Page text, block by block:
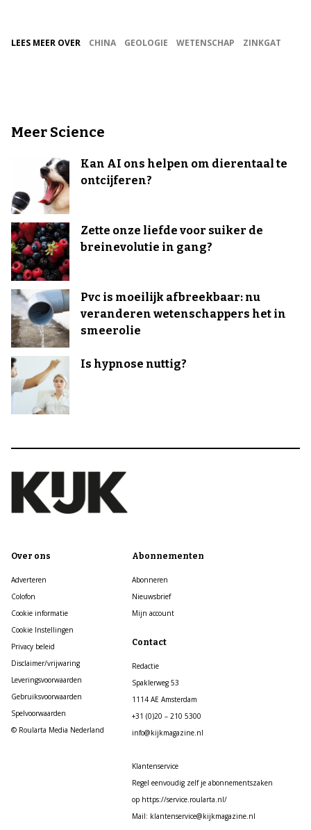
LEES MEER OVER CHINA GEOLOGIE WETENSCHAP ZINKGAT
Meer Science
Kan AI ons helpen om dierentaal te
ontcijferen?
Zette onze liefde voor suiker de
breinevolutie in gang?
Pvc is moeilijk afbreekbaar: nu
veranderen wetenschappers het in
smeerolie
Is hypnose nuttig?
Over ons
Adverteren
Colofon
Cookie informatie
Cookie Instellingen
Privacy beleid
Disclaimer/vrijwaring
Leveringsvoorwaarden
Gebruiksvoorwaarden
Spelvoorwaarden
© Roularta Media Nederland
Abonnementen
Abonneren
Nieuwsbrief
Mijn account
Contact
Redactie
Spaklerweg 53
1114 AE Amsterdam
+31 (0)20 – 210 5300
info@kijkmagazine.nl
Klantenservice
Regel eenvoudig zelf je abonnementszaken
op https://service.roularta.nl/
Mail: klantenservice@kijkmagazine.nl